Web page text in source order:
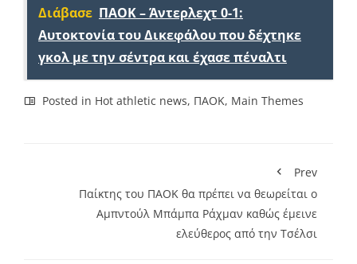
Διάβασε ΠΑΟΚ – Άντερλεχτ 0-1:
Αυτοκτονία του Δικεφάλου που δέχτηκε
γκολ με την σέντρα και έχασε πέναλτι
Posted in Hot athletic news, ΠΑΟΚ, Main Themes
Prev
Παίκτης του ΠΑΟΚ θα πρέπει να θεωρείται ο
Αμπντούλ Μπάμπα Ράχμαν καθώς έμεινε
ελεύθερος από την Τσέλσι